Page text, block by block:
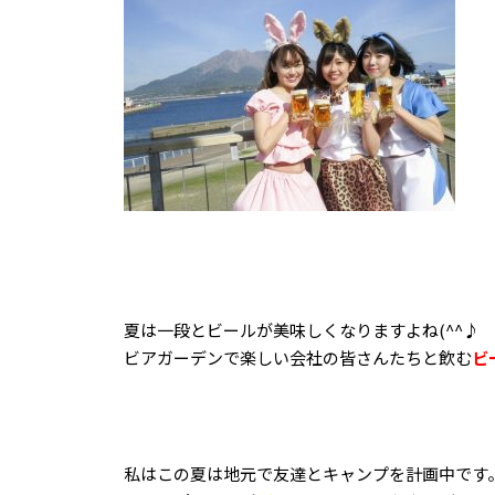
夏は一段とビールが美味しくなりますよね(^^♪
ビアガーデンで楽しい会社の皆さんたちと飲むビ
私はこの夏は地元で友達とキャンプを計画中です。